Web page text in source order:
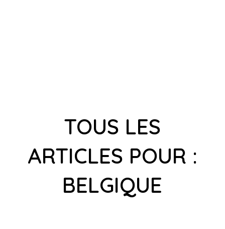
TOUS LES
ARTICLES POUR :
BELGIQUE